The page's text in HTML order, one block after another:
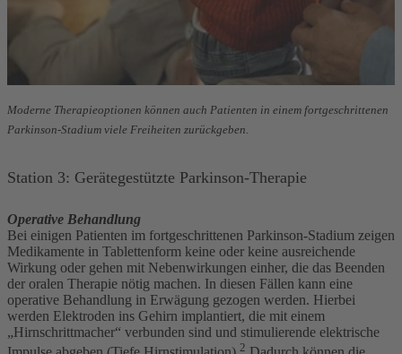
Moderne Therapieoptionen können auch Patienten in einem fortgeschrittenen
Parkinson-Stadium viele Freiheiten zurückgeben.
Station 3: Gerätegestützte Parkinson-Therapie
Operative Behandlung
Bei einigen Patienten im fortgeschrittenen Parkinson-Stadium zeigen
Medikamente in Tablettenform keine oder keine ausreichende
Wirkung oder gehen mit Nebenwirkungen einher, die das Beenden
der oralen Therapie nötig machen. In diesen Fällen kann eine
operative Behandlung in Erwägung gezogen werden. Hierbei
werden Elektroden ins Gehirn implantiert, die mit einem
„Hirnschrittmacher“ verbunden sind und stimulierende elektrische
2